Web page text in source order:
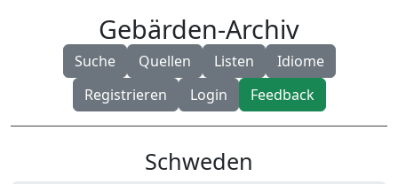
Gebärden-Archiv
Suche Quellen Listen
Idiome
Registrieren
Login Feedback
Schweden